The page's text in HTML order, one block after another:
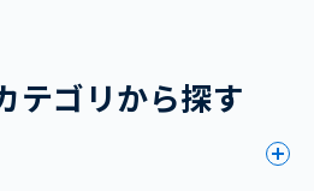
テゴリから探す